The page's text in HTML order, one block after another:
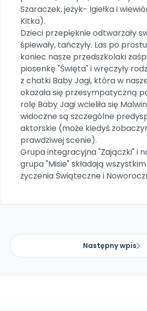
Pomoc
Promocje
Szaraczek, jeżyk- Igiełka i
Kitka).
Dzieci przepięknie odtwarzały
śpiewały, tańczyły. Las po prostu
koniec nasze przedszkolaki
piosenkę "Święta" i wręczyły
z chatki Baby Jagi, która w
okazała się przesympatyczną
rolę Baby Jagi wcieliła się
widoczne są szczególne
aktorskie (może kiedyś
prawdziwej scenie).
Grupa integracyjna "Zajączki" i
grupa "Misie" składają
życzenia Świąteczne i
Następny wpis